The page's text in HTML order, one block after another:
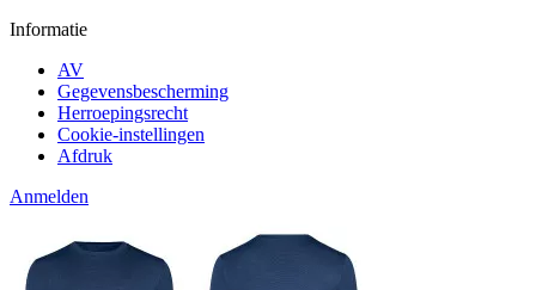
Informatie
AV
Gegevensbescherming
Herroepingsrecht
Cookie-instellingen
Afdruk
Anmelden